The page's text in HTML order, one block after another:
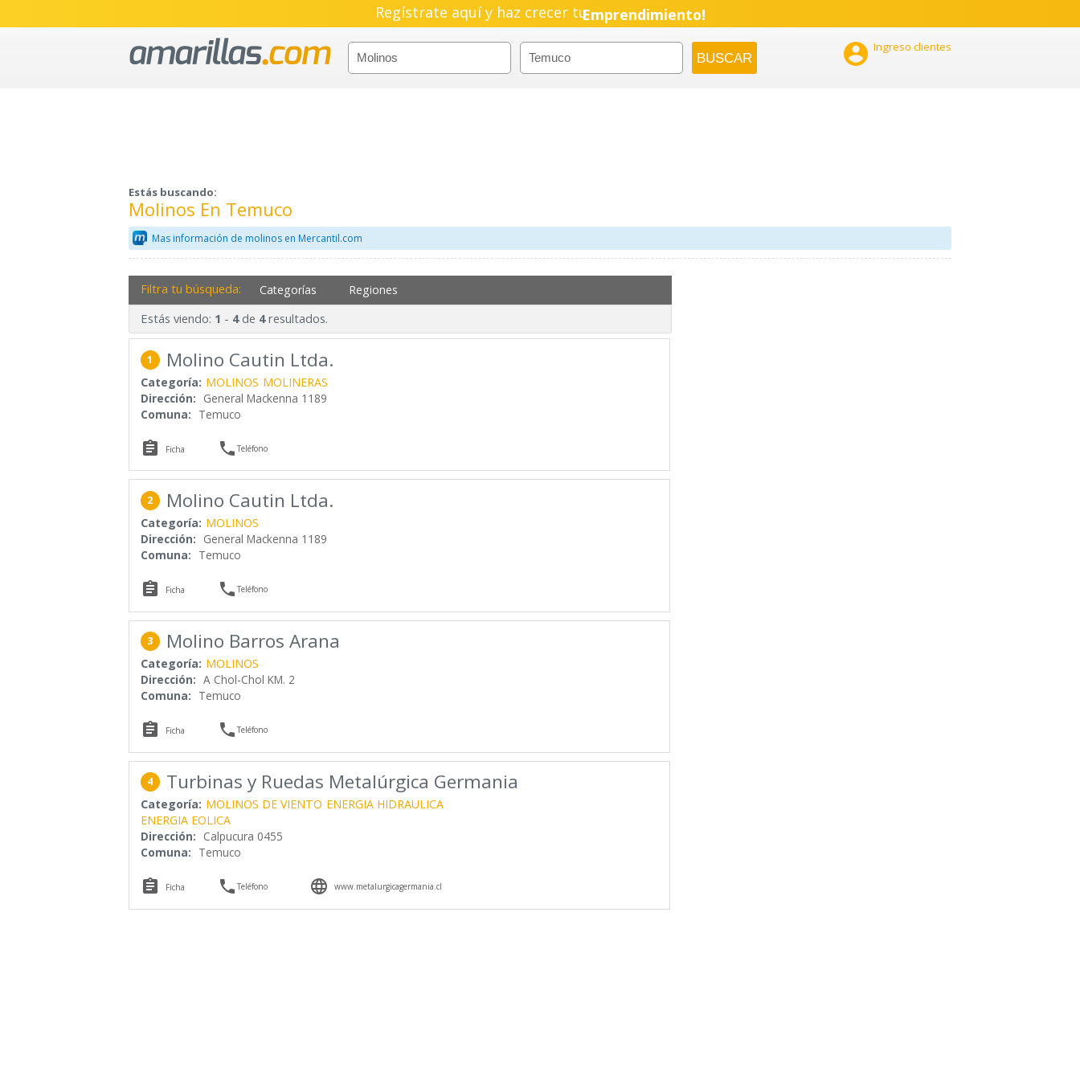
Regístrate aquí y haz crecer tuEmprendimiento!
 Ingreso clientes
Estás buscando:
Molinos En Temuco
Mas información de molinos en Mercantil.com
Filtra tu búsqueda: Categorías Regiones
Estás viendo: 1 - 4de 4resultados.
1 Molino Cautin Ltda.
Categoría: MOLINOS MOLINERAS
Dirección: General Mackenna 1189
Comuna: Temuco
 Ficha Teléfono
2 Molino Cautin Ltda.
Categoría: MOLINOS
Dirección: General Mackenna 1189
Comuna: Temuco
 Ficha Teléfono
3 Molino Barros Arana
Categoría: MOLINOS
Dirección: A Chol-Chol KM. 2
Comuna: Temuco
 Ficha Teléfono
4 Turbinas y Ruedas Metalúrgica Germania
Categoría: MOLINOS DE VIENTO ENERGIA HIDRAULICA
ENERGIA EOLICA
Dirección: Calpucura 0455
Comuna: Temuco
 Ficha Teléfono  www.metalurgicagermania.cl